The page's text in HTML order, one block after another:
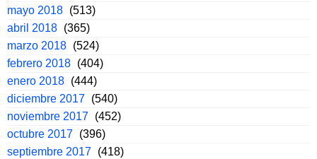
mayo 2018 (513)
abril 2018 (365)
marzo 2018 (524)
febrero 2018 (404)
enero 2018 (444)
diciembre 2017 (540)
noviembre 2017 (452)
octubre 2017 (396)
septiembre 2017 (418)